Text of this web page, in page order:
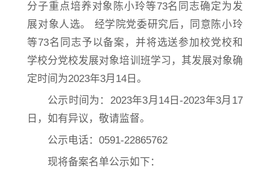
分子重点培养对象陈小玲等73名同志确定为发
展对象人选。 经学院党委研究后，同意 陈小玲
等73名 同志予以备案，并将选送参加校党校和
学校分党校发展对象培训班学习，其发展对象确
定时间为2023年3月14日。
公示时间为：2023年3月14日-2023年3月17
日，如有异议，敬请监督。
公示电话：0591-22865762
现将备案名单公示如下：